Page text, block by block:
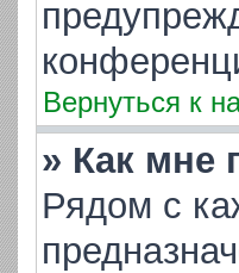
Вернуться к
» Как мне
Рядом с